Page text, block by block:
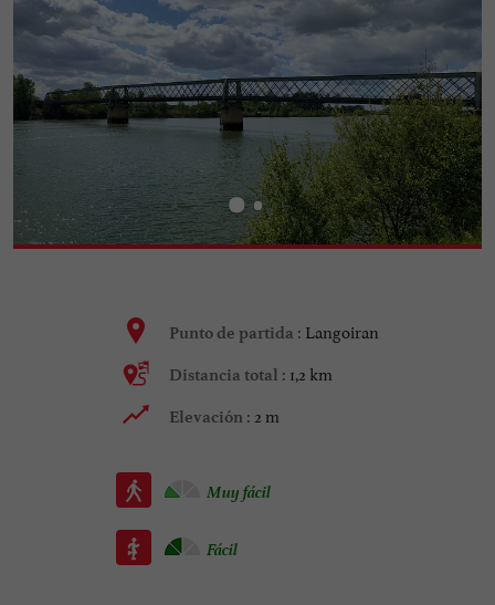
Punto de partida : Langoiran
Distancia total : 1,2 km
Elevación : 2 m
Muy fácil
Fácil